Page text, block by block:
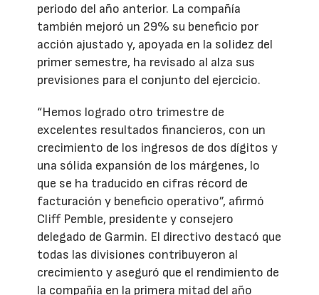
periodo del año anterior. La compañía
también mejoró un 29% su beneficio por
acción ajustado y, apoyada en la solidez del
primer semestre, ha revisado al alza sus
previsiones para el conjunto del ejercicio.
“Hemos logrado otro trimestre de
excelentes resultados financieros, con un
crecimiento de los ingresos de dos dígitos y
una sólida expansión de los márgenes, lo
que se ha traducido en cifras récord de
facturación y beneficio operativo”, afirmó
Cliff Pemble, presidente y consejero
delegado de Garmin. El directivo destacó que
todas las divisiones contribuyeron al
crecimiento y aseguró que el rendimiento de
la compañía en la primera mitad del año